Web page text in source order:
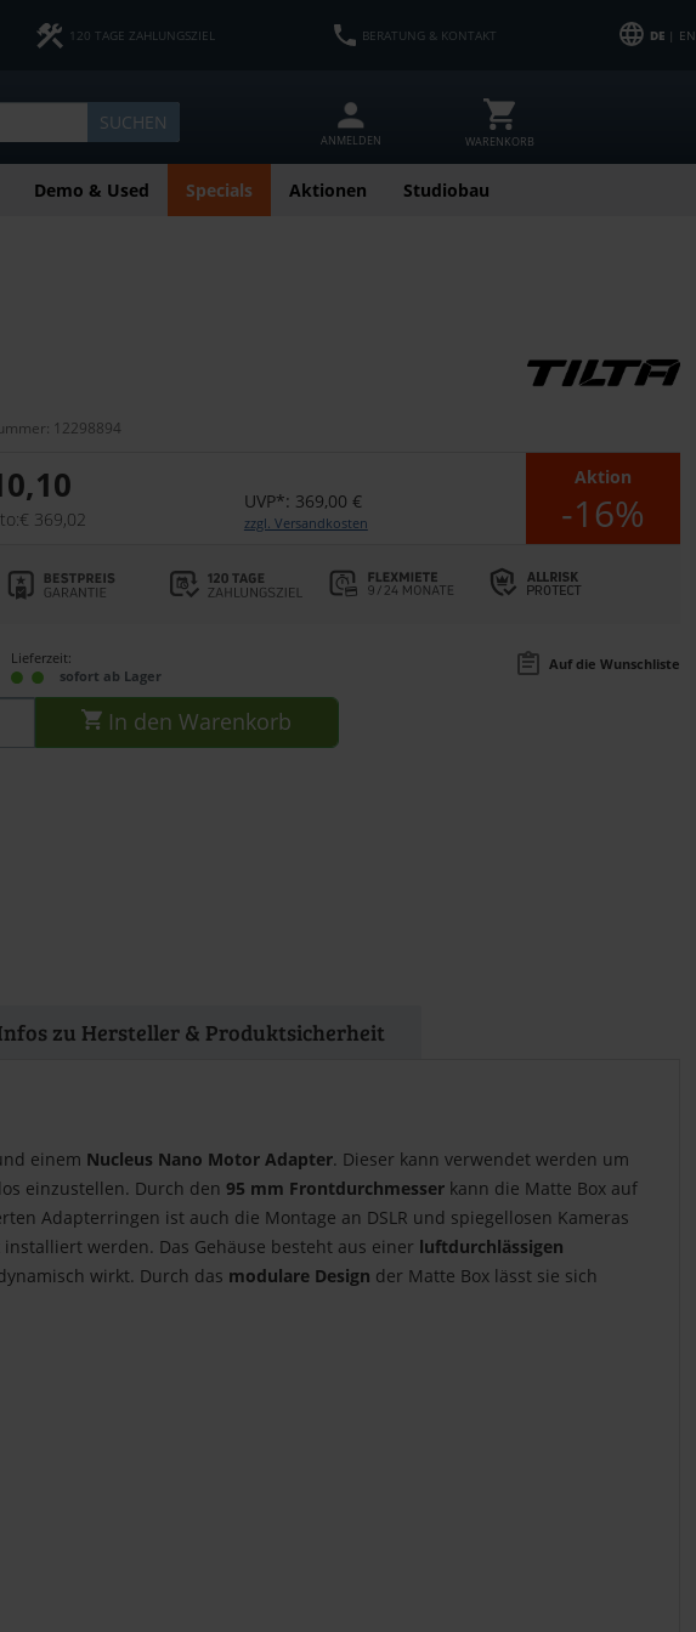
120 TAGE ZAHLUNGSZIEL BERATUNG & KONTAKT DE| EN
SUCHEN
ANMELDEN WARENKORB
Demo & Used Specials Aktionen Studiobau
12298894
369,02
UVP*: 369,00 €
zzgl. Versandkosten
Aktion
-16%
Lieferzeit:
sofort ab Lager
Auf die Wunschliste
In den Warenkorb
zu Hersteller & Produktsicherheit
einem Nucleus Nano Motor Adapter. Dieser kann verwendet werden um
einzustellen. Durch den 95 mm Frontdurchmesser kann die Matte Box auf
Adapterringen ist auch die Montage an DSLR und spiegellosen Kameras
werden. Das Gehäuse besteht aus einer luftdurchlässigen
wirkt. Durch das modulare Design der Matte Box lässt sie sich